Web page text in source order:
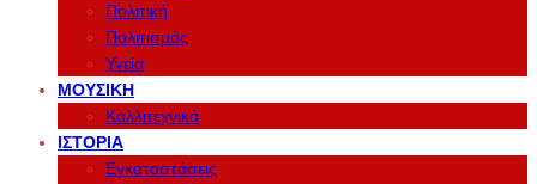
Πολιτική
Πολιτισμός
Υγεία
ΜΟΥΣΙΚΉ
Καλλιτεχνικά
ΙΣΤΟΡΊΑ
Εγκαταστάσεις